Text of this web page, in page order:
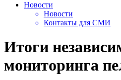
Новости
Новости
Контакты для СМИ
Итоги
мониторинга